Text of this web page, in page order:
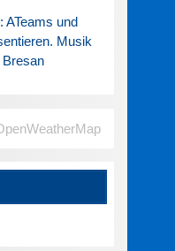
ATeams und
Musik